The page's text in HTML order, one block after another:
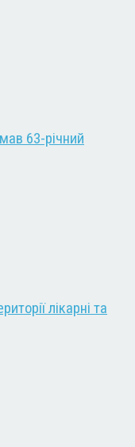
63-річний
лікарні та